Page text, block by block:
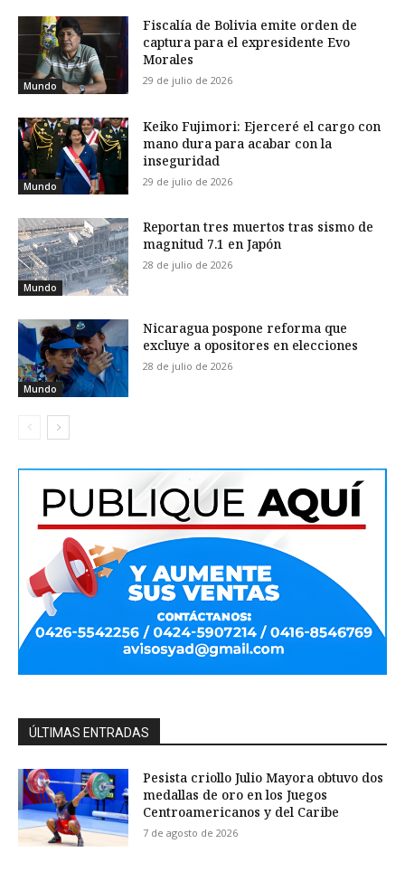
Mundo
Fiscalía de Bolivia emite orden de
captura para el expresidente Evo
Morales
29 de julio de 2026
Mundo
Keiko Fujimori: Ejerceré el cargo con
mano dura para acabar con la
inseguridad
29 de julio de 2026
Mundo
Reportan tres muertos tras sismo de
magnitud 7.1 en Japón
28 de julio de 2026
Mundo
Nicaragua pospone reforma que
excluye a opositores en elecciones
28 de julio de 2026
ÚLTIMAS ENTRADAS
Pesista criollo Julio Mayora obtuvo dos
medallas de oro en los Juegos
Centroamericanos y del Caribe
7 de agosto de 2026